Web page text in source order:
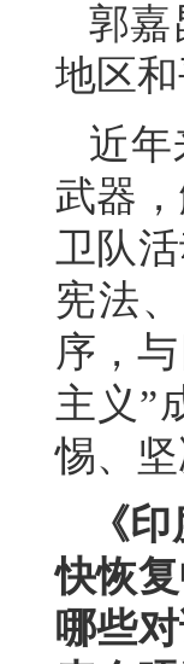
郭嘉
地区和
近年
武器
卫队
宪法
序，
主义”
惕、坚
《
快恢
哪些